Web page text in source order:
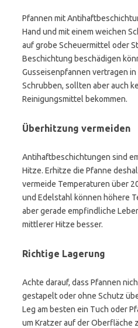
Pfannen mit
Hand und mit einem weichen
auf grobe Scheuermittel oder
Beschichtung beschädigen
Gusseisenpfannen vertragen
Schrubben, sollten aber auch
Reinigungsmittel bekommen.
Überhitzung vermeiden
Antihaftbeschichtungen sind
Hitze. Erhitze die Pfanne
vermeide Temperaturen über
und Edelstahl können höhere
aber gerade empfindliche
mittlerer Hitze besser.
Richtige Lagerung
Achte darauf, dass Pfannen
gestapelt oder ohne Schutz
Leg am besten ein Tuch oder
um Kratzer auf der Oberfläche